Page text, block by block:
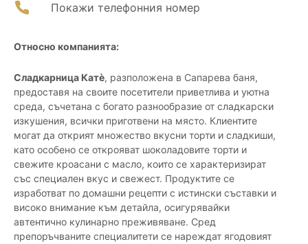
Покажи телефонния номер
Относно компанията:
Сладкарница Катè, разположена в Сапарева баня,
предоставя на своите посетители приветлива и уютна
среда, съчетана с богато разнообразие от сладкарски
изкушения, всички приготвени на място. Клиентите
могат да открият множество вкусни торти и сладкиши,
като особено се открояват шоколадовите торти и
свежите кроасани с масло, които се характеризират
със специален вкус и свежест. Продуктите се
изработват по домашни рецепти с истински съставки и
високо внимание към детайла, осигурявайки
автентично кулинарно преживяване. Сред
препоръчваните специалитети се нареждат ягодовият